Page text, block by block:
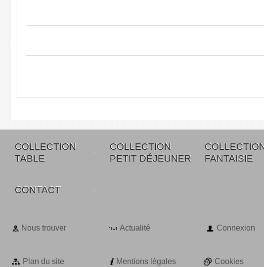
COLLECTION
TABLE
COLLECTION
PETIT DÉJEUNER
FANTAISIE
CONTACT
Nous trouver Actualité Connexion
Plan du site Mentions légales Cookies